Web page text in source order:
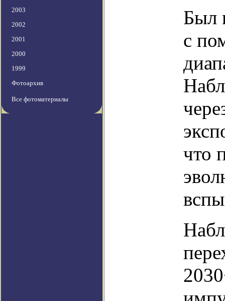
2003
2002
2001
2000
1999
Фотоархив
Все фотоматериалы
Был
с
что